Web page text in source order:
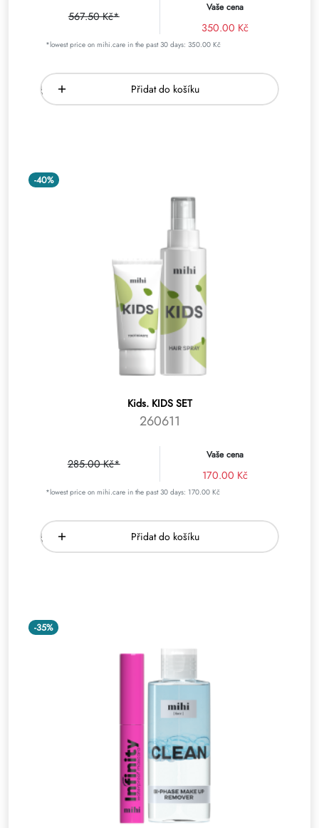
567.50 Kč*
Vaše cena
350.00 Kč
*lowest price on mihi.care in the past 30 days: 350.00 Kč
Přidat do košíku
-40%
Kids. KIDS SET
260611
285.00 Kč*
Vaše cena
170.00 Kč
*lowest price on mihi.care in the past 30 days: 170.00 Kč
Přidat do košíku
-35%